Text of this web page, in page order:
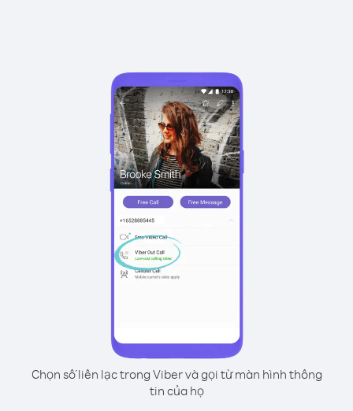
Chọn số liên lạc trong Viber và gọi từ màn hình thông
tin của họ